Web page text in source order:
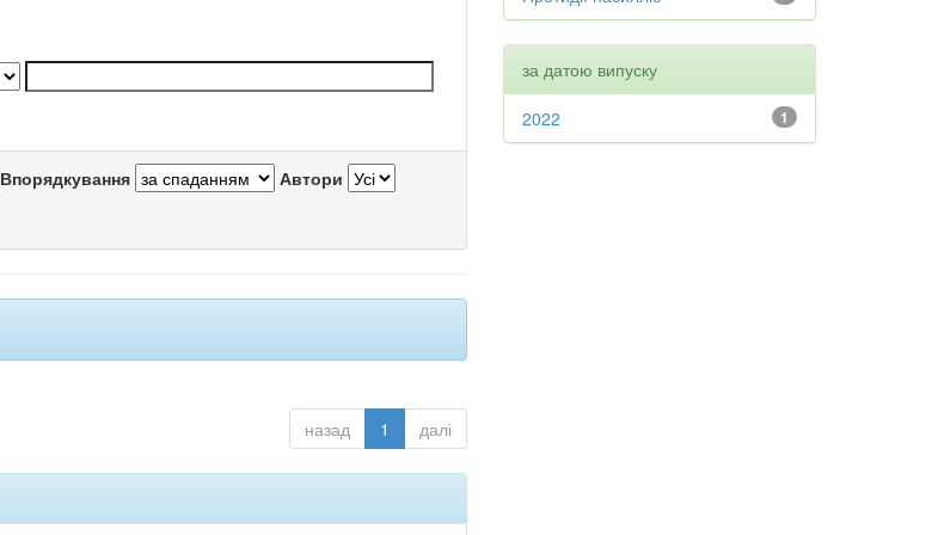
Впорядкування Автори
назад 1 далі
за датою випуску
1
2022